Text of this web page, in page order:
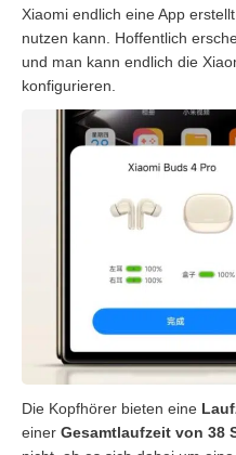
Xiaomi endlich eine App
nutzen kann. Hoffentlich
und man kann endlich die
konfigurieren.
Die Kopfhörer bieten eine
einer Gesamtlaufzeit von 38